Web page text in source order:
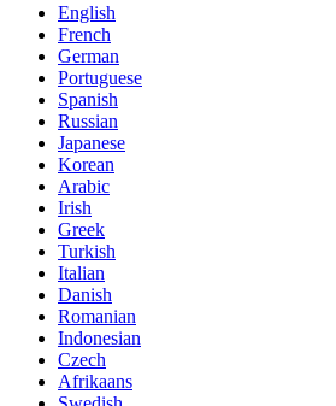
English
French
German
Portuguese
Spanish
Russian
Japanese
Korean
Arabic
Irish
Greek
Turkish
Italian
Danish
Romanian
Indonesian
Czech
Afrikaans